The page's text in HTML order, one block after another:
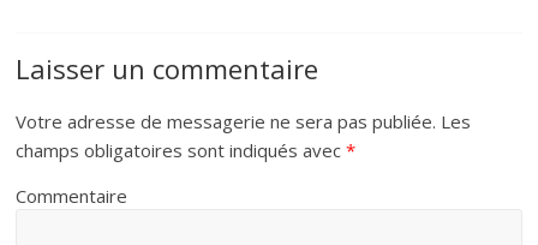
Laisser un commentaire
Votre adresse de messagerie ne sera pas publiée. Les
champs obligatoires sont indiqués avec*
Commentaire